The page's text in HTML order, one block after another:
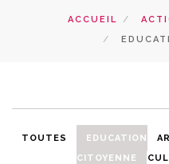
ACCUEIL
TOUTES
EDUCATION
CITOYENNE